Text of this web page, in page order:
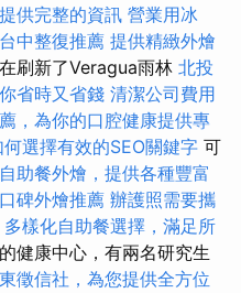
供完整的資訊 營業用冰
台中整復推薦 提供精緻外燴
刷新了Veragua雨林 北投
省時又省錢 清潔公司費用
，為你的口腔健康提供專
何選擇有效的SEO關鍵字 可
自助餐外燴，提供各種豐富
碑外燴推薦 辦護照需要攜
多樣化自助餐選擇，滿足所
健康中心，有兩名研究生
徵信社，為您提供全方位